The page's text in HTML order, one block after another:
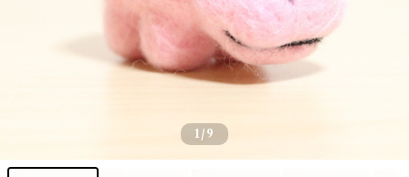
1/9